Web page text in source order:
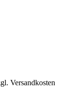
Versandkosten